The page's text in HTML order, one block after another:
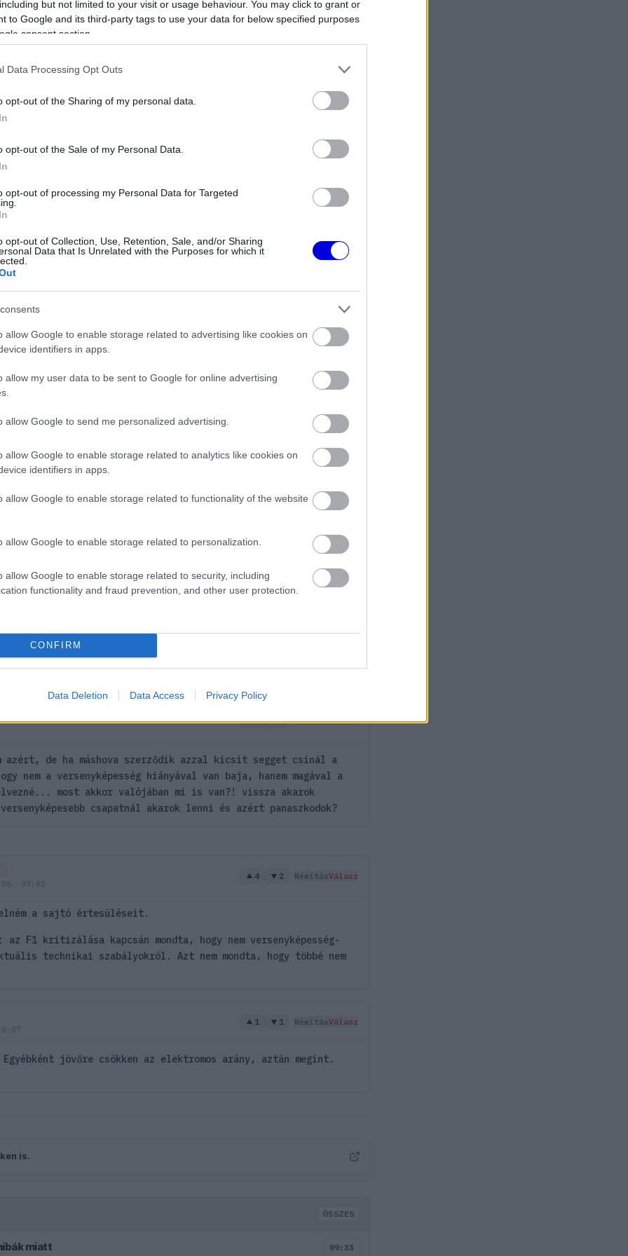
but not limited to your visit or usage behaviour. You may click to grant or
to Google and its third-party tags to use your data for below specified purposes
consent section.
Data Processing Opt Outs
opt-out of the Sharing of my personal data.
opt-out of the Sale of my Personal Data.
opt-out of processing my Personal Data for Targeted
opt-out of Collection, Use, Retention, Sale, and/or Sharing
Data that Is Unrelated with the Purposes for which it
allow Google to enable storage related to advertising like cookies on
identifiers in apps.
allow my user data to be sent to Google for online advertising
allow Google to send me personalized advertising.
allow Google to enable storage related to analytics like cookies on
identifiers in apps.
allow Google to enable storage related to functionality of the website
allow Google to enable storage related to personalization.
allow Google to enable storage related to security, including
functionality and fraud prevention, and other user protection.
CONFIRM
Data Deletion Data Access Privacy Policy
vezetőségnek , nélkülük nem lenne 4 VB cime, meg 80 milliós
NémításVálasz
Ha egy pilóta egy jobb csapathoz szerződhet, akkor kérdés
autót biztosítanak neki, addig nincs miről beszélni.
1 Némítás Válasz
elég , hogy tönkretették a csapatot, még rapliznak is hozzá.
akarja Maxit leigazolni , ez a viselkedés nem elfogadható, egy
de ez forditva is igaz, mindenki veszit ha éppen nincsenek
, és a végén magukra haragitják a csapatot .
meg Elemző néven ennyi légből kapott butaságot ír le.
háttere, hogy a névválasztás kompenzáció.
mert ezt élvezi. Régen némítottam már a
3 4 NémításVálasz
azért, de ha máshova szerződik azzal kicsit segget csinál a
nem a versenyképesség hiányával van baja, hanem magával a
most akkor valójában mi is van?! vissza akarok
csapatnál akarok lenni és azért panaszkodok?
07:45
4 2 NémításVálasz
a sajtó értesüléseit.
F1 kritizálása kapcsán mondta, hogy nem versenyképesség-
technikai szabályokról. Azt nem mondta, hogy többé nem
1 1 NémításVálasz
jövőre csökken az elektromos arány, aztán megint.
is.
ÖSSZES
miatt 09:33